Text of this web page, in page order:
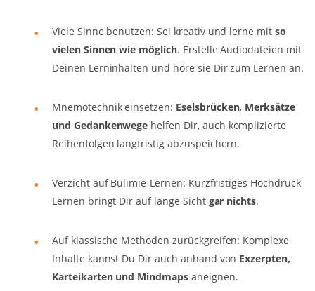
Viele Sinne benutzen: Sei kreativ und lerne mit so
vielen Sinnen wie möglich. Erstelle Audiodateien mit
Deinen Lerninhalten und höre sie Dir zum Lernen an.
Mnemotechnik einsetzen: Eselsbrücken, Merksätze
und Gedankenwege helfen Dir, auch komplizierte
Reihenfolgen langfristig abzuspeichern.
Verzicht auf Bulimie-Lernen: Kurzfristiges Hochdruck-
Lernen bringt Dir auf lange Sicht gar nichts.
Auf klassische Methoden zurückgreifen: Komplexe
Inhalte kannst Du Dir auch anhand von Exzerpten,
Karteikarten und Mindmapsaneignen.